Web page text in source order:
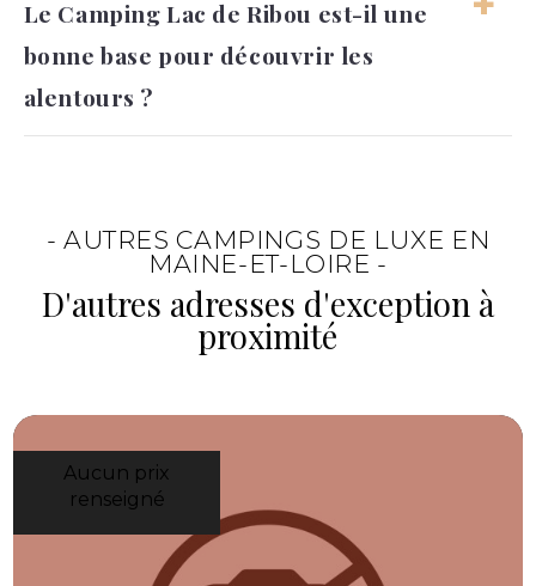
séjour, entre piscines, toboggans et ambiance
de bord de lac. Elle apporte autant de
tranquilles.
Le Camping Lac de Ribou est-il une
bonne base pour découvrir les
alentours ?
pour vivre unséjour en camping en Maine-
entre confort, loisirs et nature.
- AUTRES CAMPINGS DE LUXE EN
MAINE-ET-LOIRE -
D'autres adresses d'exception à
proximité
Aucun prix
renseigné